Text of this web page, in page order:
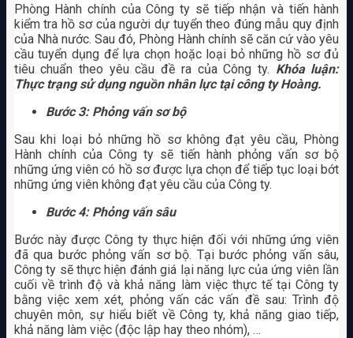
Phòng Hành chính của Công ty sẽ tiếp nhận và tiến hành
kiểm tra hồ sơ của người dự tuyển theo đúng mẫu quy định
của Nhà nước. Sau đó, Phòng Hành chính sẽ căn cứ vào yêu
cầu tuyển dụng để lựa chọn hoặc loại bỏ những hồ sơ đủ
tiêu chuẩn theo yêu cầu đề ra của Công ty. Khóa luận:
Thực trạng sử dụng nguồn nhân lực tại công ty Hoàng.
Bước 3: Phỏng vấn sơ bộ
Sau khi loại bỏ những hồ sơ không đạt yêu cầu, Phòng
Hành chính của Công ty sẽ tiến hành phỏng vấn sơ bộ
những ứng viên có hồ sơ được lựa chọn để tiếp tục loại bớt
những ứng viên không đạt yêu cầu của Công ty.
Bước 4: Phỏng vấn sâu
Bước này được Công ty thực hiện đối với những ứng viên
đã qua bước phỏng vấn sơ bộ. Tại bước phỏng vấn sâu,
Công ty sẽ thực hiện đánh giá lại năng lực của ứng viên lần
cuối về trình độ và khả năng làm việc thực tế tại Công ty
bằng việc xem xét, phỏng vấn các vấn đề sau: Trình độ
chuyên môn, sự hiểu biết về Công ty, khả năng giao tiếp,
khả năng làm việc (độc lập hay theo nhóm), …